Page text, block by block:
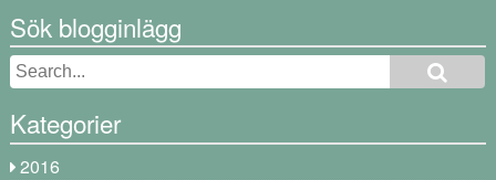
Sök blogginlägg
Kategorier
2016